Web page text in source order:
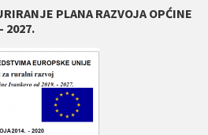
PLANA RAZVOJA OPĆINE
2027.